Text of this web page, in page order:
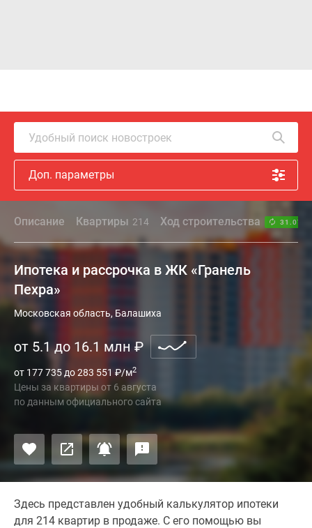
Удобный поиск новостроек
Доп. параметры
Описание Квартиры 214 Ход строительства
Ипотека и рассрочка в ЖК «Гранель
Пехра»
Московская область, Балашиха
от 5.1 до 16.1 млн ₽
от 177 735 до 283 551 ₽/м2
Цены за квартиры от 6 августа
по данным официального сайта
Здесь представлен удобный калькулятор ипотеки
для 214 квартир в продаже. С его помощью вы